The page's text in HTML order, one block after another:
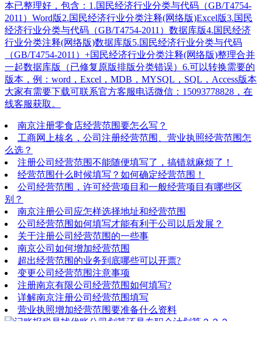
本已整理好，包含：1.国民经济行业分类与代码（GB/T4754-
2011）Word版2.国民经济行业分类注释(网络版)Excel版3.国民
经济行业分类与代码（GB/T4754-2011）数据库版4.国民经济
行业分类注释(网络版)数据库版5.国民经济行业分类与代码
（GB/T4754-2011）+国民经济行业分类注释(网络版)整理合并
一起数据库版（已修复原版排版分类错误）6.可以转换需要的
版本，例：word，Excel，MDB，MYSQL，SQL，Access版本
大家有需要下载可联系官方客服电话微信：15093778828，在
线客服获取。
南京注册零食店经营范围要怎么写？
工商网上核名，公司注册经营范围、营业执照经营范围怎
么选？
注册公司经营范围不能随便填写了，搞错就麻烦了！
经营范围什么时候填写？如何确定经营范围！
公司经营范围，许可经营项目和一般经营项目有哪些区
别？
南京注册公司应怎样选择地址和经营范围
公司经营范围如何填写才能有利于公司以后发展？
关于注册公司经营范围的一些事
南京公司如何增加经营范围
超出经营范围的业务到底哪些可以开票?
变更公司经营范围注意事项
注册南京有限公司经营范围如何填写?
详解南京注册公司经营范围填写
营业执照增加经营范围要准备什么资料